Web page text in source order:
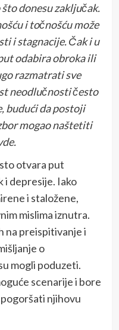
donesu zaključak.
i točnošću može
i stagnacije. Čak i u
odabira obroka ili
razmatrati sve
neodlučnosti često
budući da postoji
mogao naštetiti
otvara put
i depresije. Iako
i staložene,
mislima iznutra.
na preispitivanje i
o
mogli poduzeti.
scenarije i bore
pogoršati njihovu